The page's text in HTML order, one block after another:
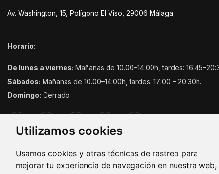
Utilizamos cookies
Usamos cookies y otras técnicas de rastreo para
mejorar tu experiencia de navegación en nuestra web,
Av. Washington, 15, Polígono El Viso, 29006 Málaga
Horario:
De lunes a viernes: Mañanas de 10.00–14:00h, tardes:
Sábados: Mañanas de 10.00–14:00h, tardes: 17:00 – 20:30h.
Domingo: Cerrado